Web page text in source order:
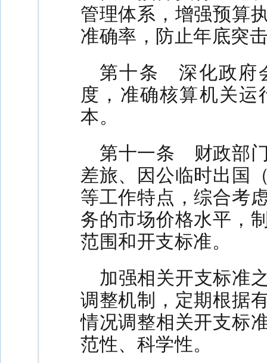
管理体系，增强预算
准确率，防止年底突
第十条 深化政府
度，准确核算机关
本。
第十一条 财政部
差旅、因公临时出国
等工作特点，综合考
务的市场价格水平，
范围和开支标准。
加强相关开支标准
调整机制，定期根据
情况调整相关开支标
范性、科学性。